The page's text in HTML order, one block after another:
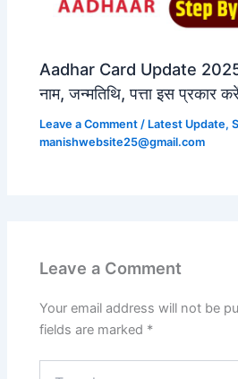
Aadhar Card Update 2025
नाम, जन्मतिथि, पत्ता इस प्रकार
Leave a Comment / Latest Update,
manishwebsite25@gmail.com
Leave a Comment
Your email address will not be
fields are marked *